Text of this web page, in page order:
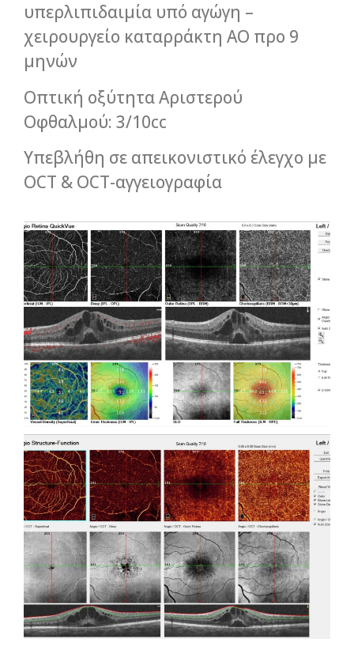
υπερλιπιδαιμία υπό αγώγη –
χειρουργείο καταρράκτη ΑΟ προ 9
μηνών
Οπτική οξύτητα Αριστερού
Οφθαλμού: 3/10cc
Υπεβλήθη σε απεικονιστικό έλεγχο με
OCT & OCT-αγγειογραφία